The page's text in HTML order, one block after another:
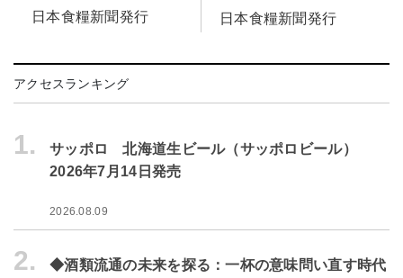
日本食糧新聞発行
日本食糧新聞発行
アクセスランキング
1.
サッポロ 北海道生ビール（サッポロビール）
2026年7月14日発売
2026.08.09
2.
◆酒類流通の未来を探る：一杯の意味問い直す時代